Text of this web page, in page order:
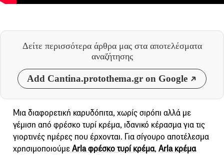
Δείτε περισσότερα άρθρα μας στα αποτελέσματα
αναζήτησης
Add Cantina.protothema.gr on Google
Μια διαφορετική καρυδόπιτα, χωρίς σιρόπι αλλά με
γέμιση από φρέσκο τυρί κρέμα, ιδανικό κέρασμα για τις
γιορτινές ημέρες που έρχονται. Για σίγουρο αποτέλεσμα
χρησιμοποιούμεArla φρέσκο τυρί κρέμα, Arla κρέμα